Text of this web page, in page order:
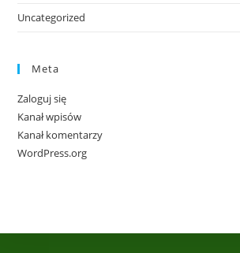
Uncategorized
Meta
Zaloguj się
Kanał wpisów
Kanał komentarzy
WordPress.org